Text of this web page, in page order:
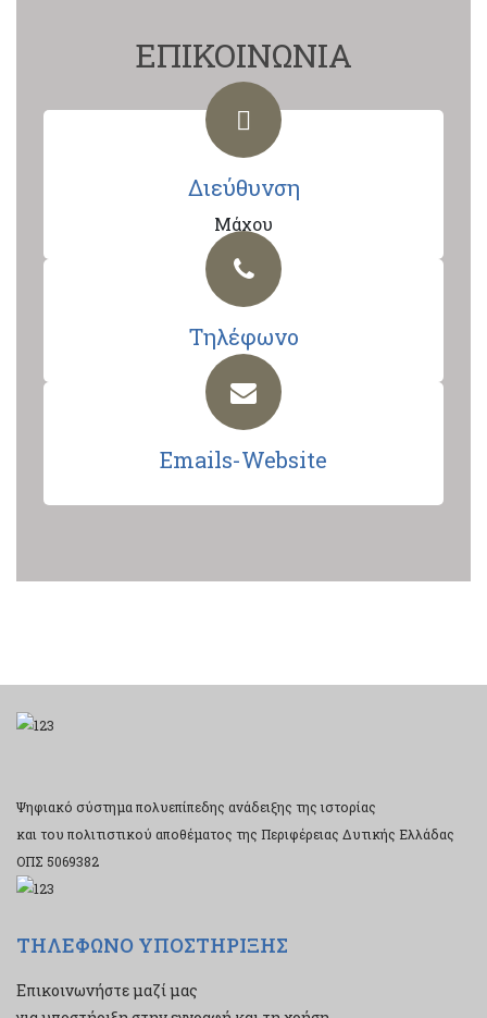
ΕΠΙΚΟΙΝΩΝΙΑ
Διεύθυνση
Μάχου
Τηλέφωνο
Emails-Website
Ψηφιακό σύστημα πολυεπίπεδης ανάδειξης της ιστορίας
και του πολιτιστικού αποθέματος της Περιφέρειας Δυτικής Ελλάδας
ΟΠΣ 5069382
ΤΗΛΕΦΩΝΟ ΥΠΟΣΤΗΡΙΞΗΣ
Επικοινωνήστε μαζί μας